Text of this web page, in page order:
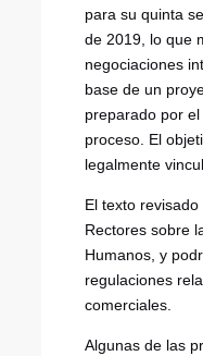
para su quinta
de 2019, lo que
negociaciones
base de un
preparado por
proceso. El
legalmente
El texto
Rectores sobre
Humanos, y
regulaciones
comerciales.
Algunas de las